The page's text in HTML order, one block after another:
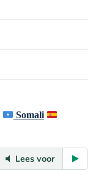
Somali
Lees voor